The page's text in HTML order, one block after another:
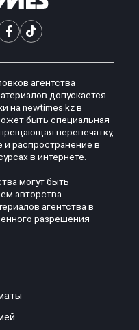
агентства
допускается
на newtimes.kz в
быть специальная
перепечатку,
распространение в
в интернете.
могут быть
авторства
агентства в
разрешения